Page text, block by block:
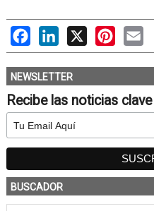
FacebookLinkedIn
X Pinterest
NEWSLETTER
Recibe las noticias
BUSCADOR